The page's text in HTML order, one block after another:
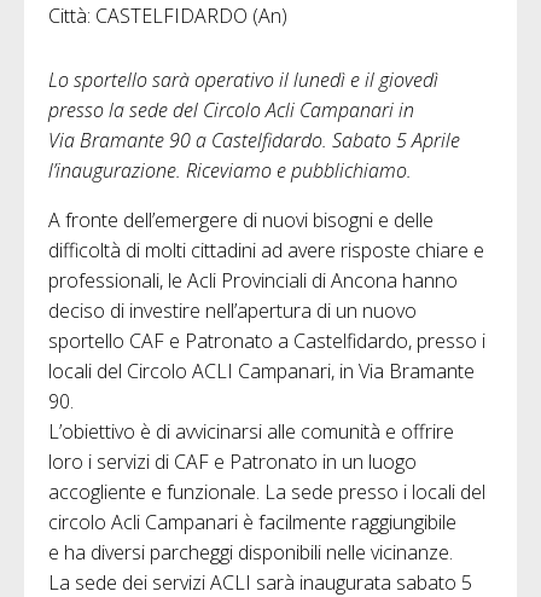
Città: CASTELFIDARDO (An)
Lo sportello sarà operativo il lunedì e il giovedì
presso la sede del Circolo Acli Campanari in
Via Bramante 90 a Castelfidardo. Sabato 5 Aprile
l’inaugurazione. Riceviamo e pubblichiamo.
A fronte dell’emergere di nuovi bisogni e delle
difficoltà di molti cittadini ad avere risposte chiare e
professionali, le Acli Provinciali di Ancona hanno
deciso di investire nell’apertura di un nuovo
sportello CAF e Patronato a Castelfidardo, presso i
locali del Circolo ACLI Campanari, in Via Bramante
90.
L’obiettivo è di avvicinarsi alle comunità e offrire
loro i servizi di CAF e Patronato in un luogo
accogliente e funzionale. La sede presso i locali del
circolo Acli Campanari è facilmente raggiungibile
e ha diversi parcheggi disponibili nelle vicinanze.
La sede dei servizi ACLI sarà inaugurata sabato 5